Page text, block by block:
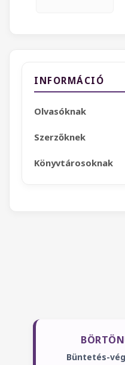
INFORMÁCIÓ
Olvasóknak
Szerzőknek
Könyvtárosoknak
Büntetés-